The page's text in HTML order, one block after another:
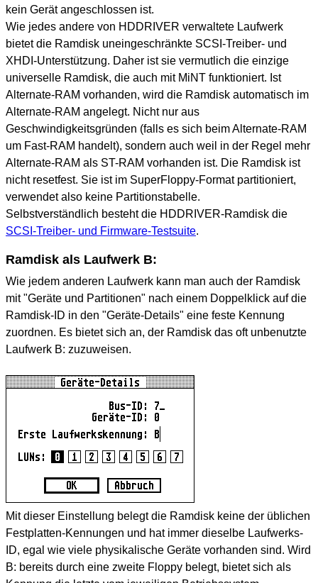
kein Gerät angeschlossen ist.
Wie jedes andere von HDDRIVER verwaltete Laufwerk
bietet die Ramdisk uneingeschränkte SCSI-Treiber- und
XHDI-Unterstützung. Daher ist sie vermutlich die einzige
universelle Ramdisk, die auch mit MiNT funktioniert. Ist
Alternate-RAM vorhanden, wird die Ramdisk automatisch im
Alternate-RAM angelegt. Nicht nur aus
Geschwindigkeitsgründen (falls es sich beim Alternate-RAM
um Fast-RAM handelt), sondern auch weil in der Regel mehr
Alternate-RAM als ST-RAM vorhanden ist. Die Ramdisk ist
nicht resetfest. Sie ist im SuperFloppy-Format partitioniert,
verwendet also keine Partitionstabelle.
Selbstverständlich besteht die HDDRIVER-Ramdisk die
SCSI-Treiber- und Firmware-Testsuite.
Ramdisk als Laufwerk B:
Wie jedem anderen Laufwerk kann man auch der Ramdisk
mit "Geräte und Partitionen" nach einem Doppelklick auf die
Ramdisk-ID in den "Geräte-Details" eine feste Kennung
zuordnen. Es bietet sich an, der Ramdisk das oft unbenutzte
Laufwerk B: zuzuweisen.
Mit dieser Einstellung belegt die Ramdisk keine der üblichen
Festplatten-Kennungen und hat immer dieselbe Laufwerks-
ID, egal wie viele physikalische Geräte vorhanden sind. Wird
B: bereits durch eine zweite Floppy belegt, bietet sich als